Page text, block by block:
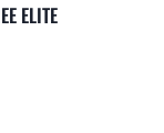
ELITE